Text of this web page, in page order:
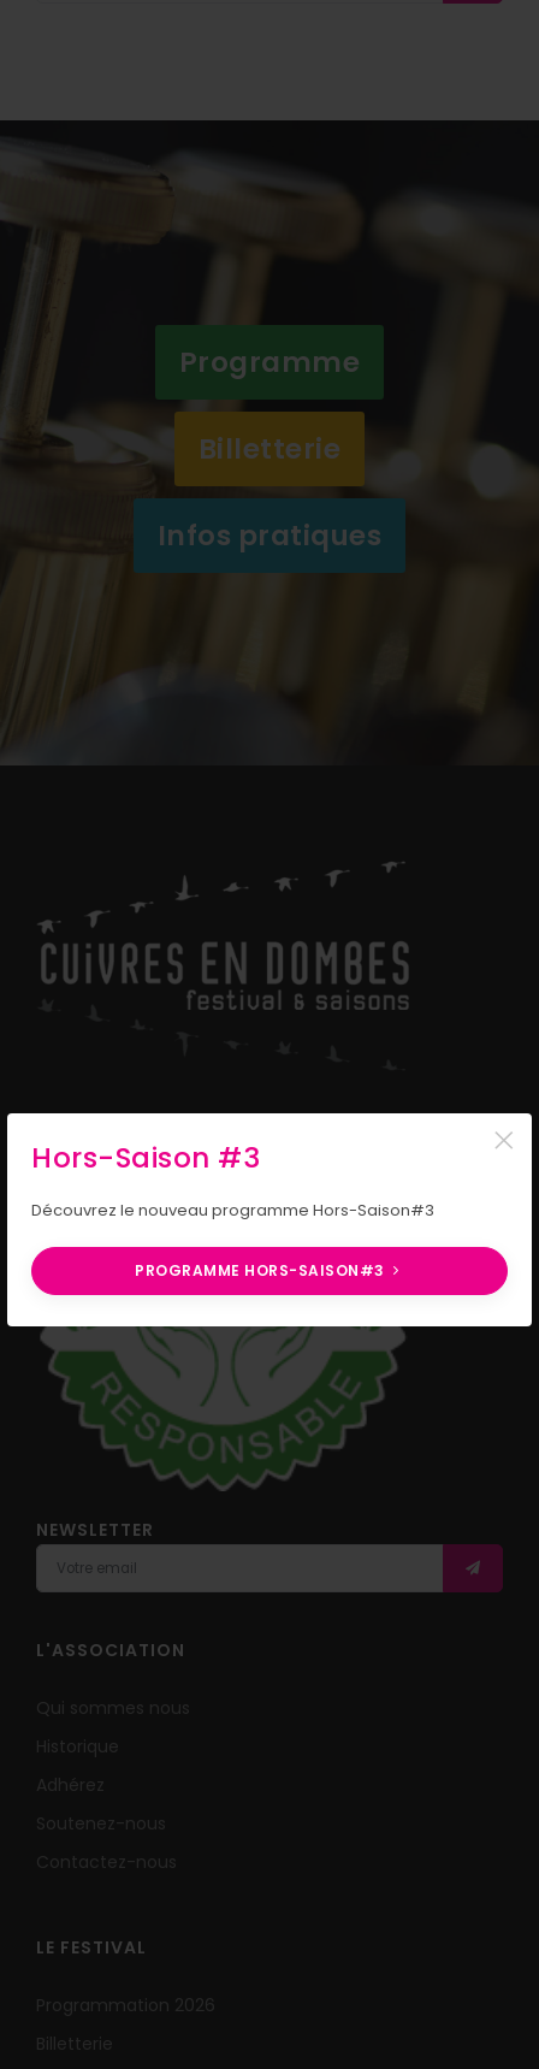
Hors-Saison #3
Découvrez le nouveau programme Hors-Saison#3
PROGRAMME HORS-SAISON#3
×
Programme
Billetterie
Infos pratiques
NEWSLETTER
L'ASSOCIATION
Qui sommes nous
Historique
Adhérez
Soutenez-nous
Contactez-nous
LE FESTIVAL
Programmation 2026
Billetterie